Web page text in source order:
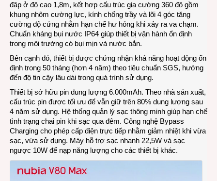
đập ở độ cao 1,8m, kết hợp cấu trúc gia cường 360 độ gồm
khung nhôm cường lực, kính chống trầy và lõi 4 góc tăng
cường độ cứng nhằm hạn chế hư hỏng khi xảy ra va chạm.
Chuẩn kháng bụi nước IP64 giúp thiết bị vận hành ổn định
trong môi trường có bụi mịn và nước bắn.
Bên cạnh đó, thiết bị được chứng nhận khả năng hoạt động ổn
định trong 50 tháng (hơn 4 năm) theo tiêu chuẩn SGS, hướng
đến độ tin cậy lâu dài trong quá trình sử dụng.
Thiết bị sở hữu pin dung lượng 6.000mAh. Theo nhà sản xuất,
cấu trúc pin được tối ưu để vẫn giữ trên 80% dung lượng sau
4 năm sử dụng. Hệ thống quản lý sạc thông minh giúp hạn chế
tình trạng chai pin khi sạc qua đêm. Công nghệ Bypass
Charging cho phép cấp điện trực tiếp nhằm giảm nhiệt khi vừa
sạc, vừa sử dụng. Máy hỗ trợ sạc nhanh 22,5W và sạc
ngược 10W để nạp năng lượng cho các thiết bị khác.